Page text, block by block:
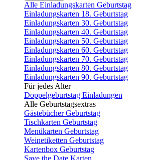
Alle Einladungskarten Geburtstag
Einladungskarten 18. Geburtstag
Einladungskarten 30. Geburtstag
Einladungskarten 40. Geburtstag
Einladungskarten 50. Geburtstag
Einladungskarten 60. Geburtstag
Einladungskarten 70. Geburtstag
Einladungskarten 80. Geburtstag
Einladungskarten 90. Geburtstag
Für jedes Alter
Doppelgeburtstag Einladungen
Alle Geburtstagsextras
Gästebücher Geburtstag
Tischkarten Geburtstag
Menükarten Geburtstag
Weinetiketten Geburtstag
Kartenbox Geburtstag
Save the Date Karten